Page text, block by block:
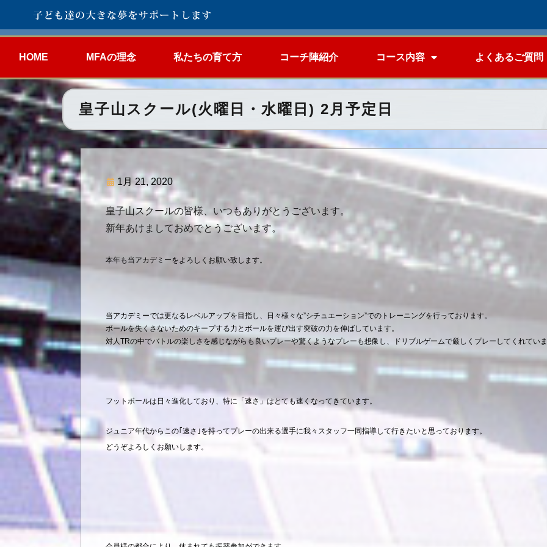
HOME MFAの理念 私たちの育て方 コーチ陣紹介 コース内容 よくあるご質問
皇子山スクール(火曜日・水曜日) 2月予定日
1月 21, 2020
皇子山スクールの皆様、いつもありがとうございます。
新年あけましておめでとうございます。
本年も当アカデミーをよろしくお願い致します。
当アカデミーでは更なるレベルアップを目指し、日々様々な”シチュエーション”でのトレーニングを行っております。
ボールを失くさないためのキープする力とボールを運び出す突破の力を伸ばしています。
対人TRの中でバトルの楽しさを感じながらも良いプレーや驚くようなプレーも想像し、ドリブルゲームで厳しくプレーしてくれてい
フットボールは日々進化しており、特に「速さ」はとても速くなってきています。
ジュニア年代からこの｢速さ｣を持ってプレーの出来る選手に我々スタッフ一同指導して行きたいと思っております。
どうぞよろしくお願いします。